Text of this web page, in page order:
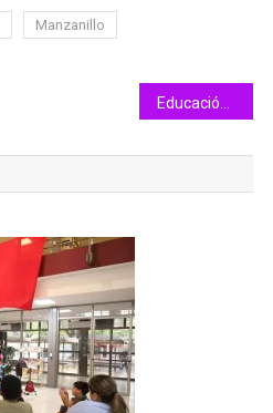
Manzanillo
Educación Colima cierra ciclo escolar 2022-2023 de manera satisfactoria